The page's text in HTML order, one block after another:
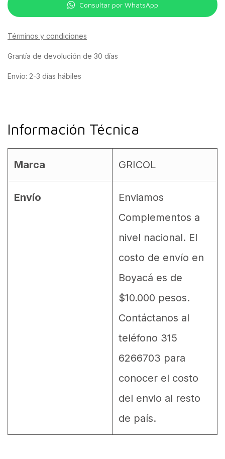
Consultar por WhatsApp
Términos y condiciones
Grantía de devolución de 30 días
Envío: 2-3 días hábiles
Información Técnica
Marca GRICOL
Envío
Enviamos
Complementos a
nivel nacional. El
costo de envío en
Boyacá es de
$10.000 pesos.
Contáctanos al
teléfono 315
6266703 para
conocer el costo
del envio al resto
de país.